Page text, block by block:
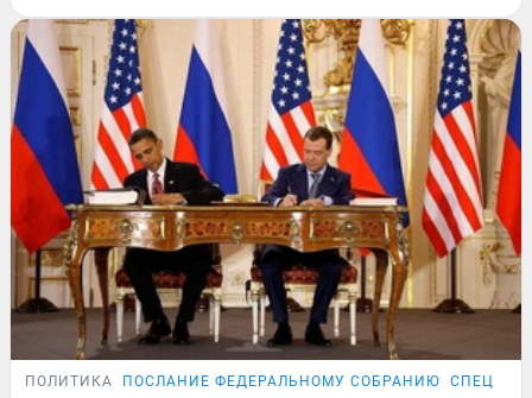
ПОЛИТИКА ПОСЛАНИЕ ФЕДЕРАЛЬНОМУ СОБРАНИЮ